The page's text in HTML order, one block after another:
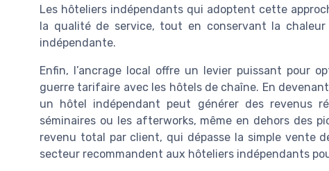
Les hôteliers indépendants qui adoptent cette
la qualité de service, tout en conservant la
indépendante.
Enfin, l’ancrage local offre un levier puissant pour
guerre tarifaire avec les hôtels de chaîne. En
un hôtel indépendant peut générer des revenus
séminaires ou les afterworks, même en dehors des
revenu total par client, qui dépasse la simple vente
secteur recommandent aux hôteliers indépendants